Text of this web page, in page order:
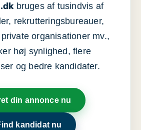
bruges af tusindvis af
rekrutteringsbureauer,
organisationer mv.,
høj synlighed, flere
og bedre kandidater.
din annonce nu
kandidat nu